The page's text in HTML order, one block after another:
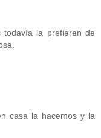
todavía la prefieren de
casa la hacemos y la